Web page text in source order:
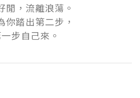
閒，流離浪蕩。
你踏出第二步，
步自己來。